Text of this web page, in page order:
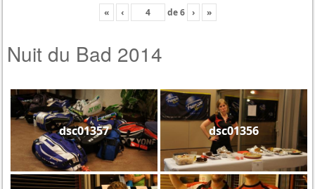
« ‹ de6 › »
Nuit du Bad 2014
dsc01357 dsc01356